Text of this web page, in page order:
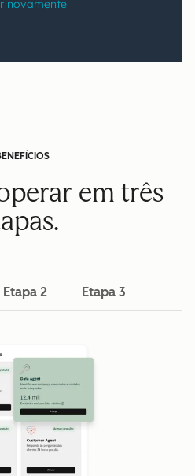
em três
Etapa 2 Etapa 3